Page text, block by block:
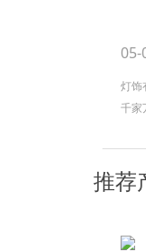
05-
灯饰
千家
类型
光效
推荐